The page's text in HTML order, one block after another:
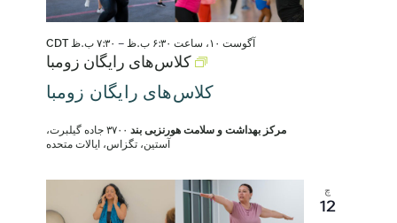
کلاس‌های رایگان زومبا
آگوست ۱۰، ساعت ۶:۳۰ ب.ظ – ۷:۳۰ ب.ظ CDT
کلاس‌های رایگان زومبا
مرکز بهداشت و سلامت هورنزبی بند
۳۷۰۰ جاده گیلبرت،
آستین، تگزاس، ایالات متحده
چ
12